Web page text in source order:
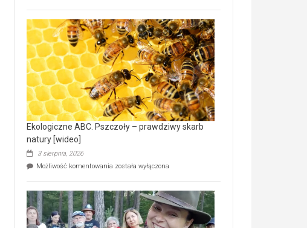
Wręczyca
Wielka
z
dofinansowaniem
ponad
15,6
mln
na
modernizację
oczyszczalni
ścieków
[wideo]
Ekologiczne ABC. Pszczoły – prawdziwy skarb
natury [wideo]
3 sierpnia, 2026
Możliwość komentowania Ekologiczne
–
prawdziwy
skarb
natury
została wyłączona